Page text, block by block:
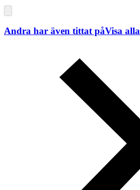
Andra har även tittat påVisa alla